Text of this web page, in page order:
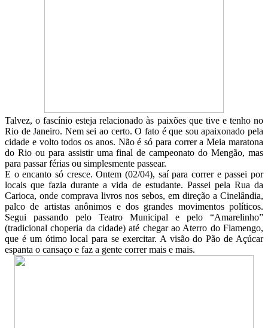
Talvez, o fascínio esteja relacionado às paixões que tive e tenho no
Rio de Janeiro. Nem sei ao certo. O fato é que sou apaixonado pela
cidade e volto todos os anos. Não é só para correr a Meia maratona
do Rio ou para assistir uma final de campeonato do Mengão, mas
para passar férias ou simplesmente passear.
E o encanto só cresce. Ontem (02/04), saí para correr e passei por
locais que fazia durante a vida de estudante. Passei pela Rua da
Carioca, onde comprava livros nos sebos, em direção a Cinelândia,
palco de artistas anônimos e dos grandes movimentos políticos.
Segui passando pelo Teatro Municipal e pelo “Amarelinho”
(tradicional choperia da cidade) até chegar ao Aterro do Flamengo,
que é um ótimo local para se exercitar. A visão do Pão de Açúcar
espanta o cansaço e faz a gente correr mais e mais.